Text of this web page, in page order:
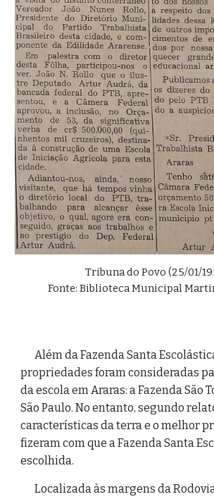
Tribuna do Povo (25/01/
Fonte: Biblioteca Municipal
Além da Fazenda Santa
propriedades foram consideradas
da escola em Araras: a Fazenda São
São Paulo. No entanto, segundo
características da terra e o melhor
fizeram com que a Fazenda Santa
escolhida.
Localizada às margens da